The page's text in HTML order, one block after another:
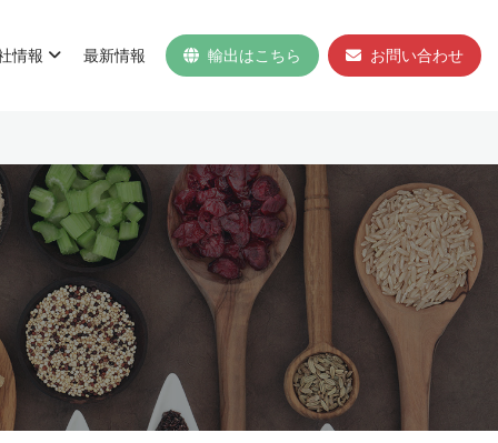
情報 最新情報 輸出はこちら お問い合わせ